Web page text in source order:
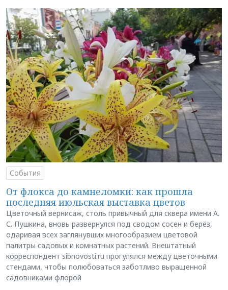
События
От флокса до камнеломки: как прошла
последняя июльская выставка цветов
Цветочный вернисаж, столь привычный для сквера имени А.
С. Пушкина, вновь развернулся под сводом сосен и берёз,
одаривая всех заглянувших многообразием цветовой
палитры садовых и комнатных растений. Внештатный
корреспондент sibnovosti.ru прогулялся между цветочными
стендами, чтобы полюбоваться заботливо выращенной
садовниками флорой